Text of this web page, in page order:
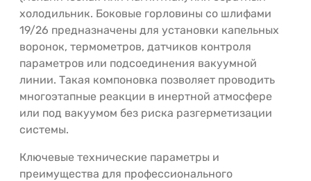
холодильник. Боковые горловины со шлифами
19/26 предназначены для установки капельных
воронок, термометров, датчиков контроля
параметров или подсоединения вакуумной
линии. Такая компоновка позволяет проводить
многоэтапные реакции в инертной атмосфере
или под вакуумом без риска разгерметизации
системы.
Ключевые технические параметры и
преимущества для профессионального